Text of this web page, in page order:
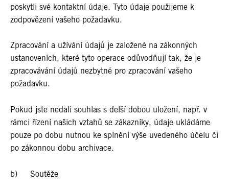
poskytli své kontaktní údaje. Tyto údaje použijeme k
zodpovězení vašeho požadavku.
Zpracování a užívání údajů je založené na zákonných
ustanoveních, které tyto operace odůvodňují tak, že je
zpracovávání údajů nezbytné pro zpracování vašeho
požadavku.
Pokud jste nedali souhlas s delší dobou uložení, např. v
rámci řízení našich vztahů se zákazníky, údaje ukládáme
pouze po dobu nutnou ke splnění výše uvedeného účelu či
po zákonnou dobu archivace.
b) Soutěže